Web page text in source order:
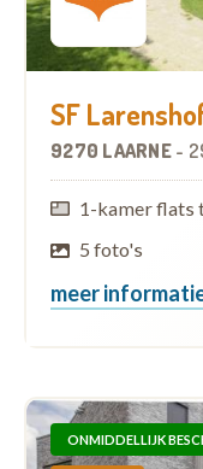
SF
9270 LAARNE -
1-kamer flats
5 foto's
meer
ONMIDDELLIJK